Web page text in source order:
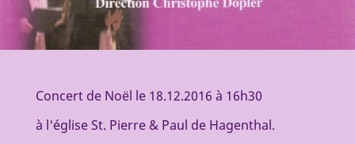
Concert de Noël le 18.12.2016 à 16h30
à l'église St. Pierre & Paul de Hagenthal.